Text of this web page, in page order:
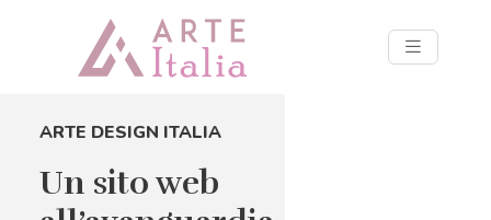
ARTE DESIGN ITALIA
Un sito web